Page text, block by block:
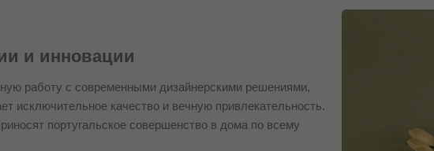
и инновации
работу с современными дизайнерскими решениями,
исключительное качество и вечную привлекательность.
португальское совершенство в дома по всему